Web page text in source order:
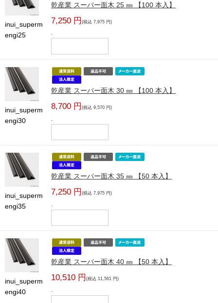
inui_superm
engi25
乾産業 スーパー面木 25 ㎜ 【100 本入】
7,250 円 (税込 7,975 円)
-
inui_superm
engi30
乾産業 スーパー面木 30 ㎜ 【100 本入】
8,700 円 (税込 9,570 円)
-
inui_superm
engi35
乾産業 スーパー面木 35 ㎜ 【50 本入】
7,250 円 (税込 7,975 円)
-
inui_superm
engi40
乾産業 スーパー面木 40 ㎜ 【50 本入】
10,510 円 (税込 11,561 円)
-